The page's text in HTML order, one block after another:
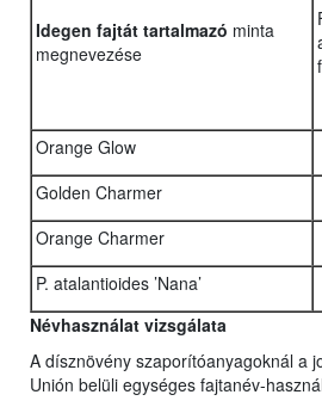
Idegen fajtát tartalmazó minta
megnevezése
Orange Glow
Golden Charmer
Orange Charmer
P. atalantioides ’Nana’
Névhasználat vizsgálata
A dísznövény szaporítóanyagoknál a
Unión belüli egységes fajtanév-